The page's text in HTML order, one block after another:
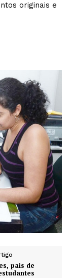
originais e
pais de